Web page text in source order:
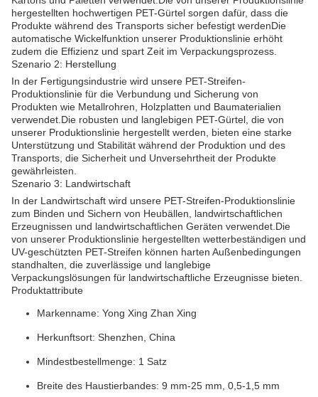
hergestellten hochwertigen PET-Gürtel sorgen dafür, dass die
Produkte während des Transports sicher befestigt werdenDie
automatische Wickelfunktion unserer Produktionslinie erhöht
zudem die Effizienz und spart Zeit im Verpackungsprozess.
Szenario 2: Herstellung
In der Fertigungsindustrie wird unsere PET-Streifen-
Produktionslinie für die Verbundung und Sicherung von
Produkten wie Metallrohren, Holzplatten und Baumaterialien
verwendet.Die robusten und langlebigen PET-Gürtel, die von
unserer Produktionslinie hergestellt werden, bieten eine starke
Unterstützung und Stabilität während der Produktion und des
Transports, die Sicherheit und Unversehrtheit der Produkte
gewährleisten.
Szenario 3: Landwirtschaft
In der Landwirtschaft wird unsere PET-Streifen-Produktionslinie
zum Binden und Sichern von Heubällen, landwirtschaftlichen
Erzeugnissen und landwirtschaftlichen Geräten verwendet.Die
von unserer Produktionslinie hergestellten wetterbeständigen und
UV-geschützten PET-Streifen können harten Außenbedingungen
standhalten, die zuverlässige und langlebige
Verpackungslösungen für landwirtschaftliche Erzeugnisse bieten.
Produktattribute
Markenname: Yong Xing Zhan Xing
Herkunftsort: Shenzhen, China
Mindestbestellmenge: 1 Satz
Breite des Haustierbandes: 9 mm-25 mm, 0,5-1,5 mm